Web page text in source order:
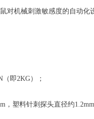
对机械刺激敏感度的自动
（即2KG）；
，塑料针刺探头直径约